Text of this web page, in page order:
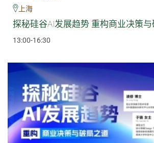
上海
探秘硅谷AI发展趋势 重构商业决策
13:00-16:30